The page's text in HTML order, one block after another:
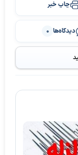
چاپ خبر
دیدگاه‌ها 0